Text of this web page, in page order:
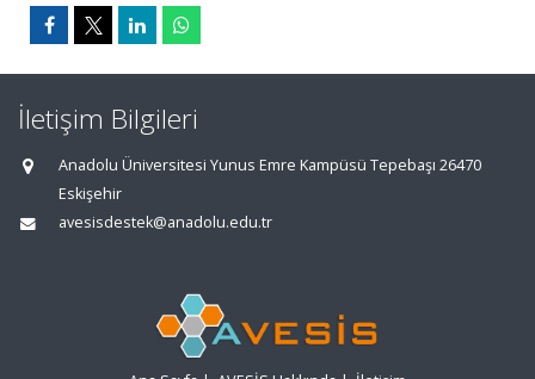
İletişim Bilgileri
Anadolu Üniversitesi Yunus Emre Kampüsü Tepebaşı 26470
Eskişehir
avesisdestek@anadolu.edu.tr